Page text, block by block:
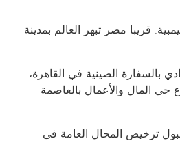
قريبا مصر تبهر العالم بمدينة
بالسفارة الصينية في القاهرة،
حي المال والأعمال بالعاصمة
ترخيص المحال العامة فى